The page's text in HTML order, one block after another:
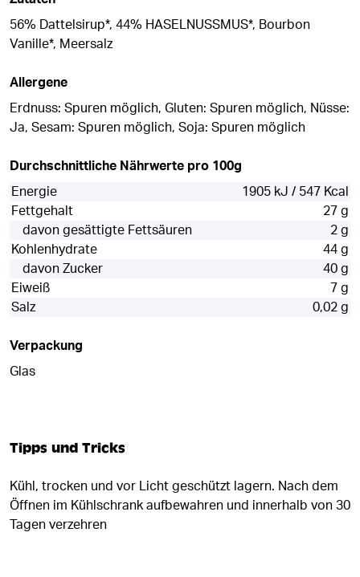
56% Dattelsirup*, 44% HASELNUSSMUS*, Bourbon
Vanille*, Meersalz
Allergene
Erdnuss: Spuren möglich, Gluten: Spuren möglich, Nüsse:
Ja, Sesam: Spuren möglich, Soja: Spuren möglich
Durchschnittliche Nährwerte pro 100g
Energie
1905 kJ / 547 Kcal
Fettgehalt
27 g
davon gesättigte Fettsäuren
2 g
Kohlenhydrate
44 g
davon Zucker
40 g
Eiweiß
7 g
Salz
0,02 g
Verpackung
Glas
Tipps und Tricks
Kühl, trocken und vor Licht geschützt lagern. Nach dem
Öffnen im Kühlschrank aufbewahren und innerhalb von 30
Tagen verzehren